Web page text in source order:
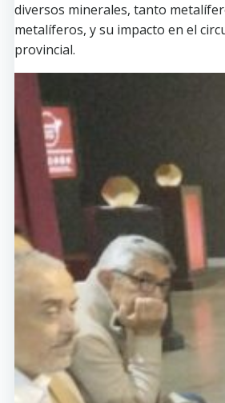
diversos minerales, tanto
metalíferos, y su impacto en el
provincial.